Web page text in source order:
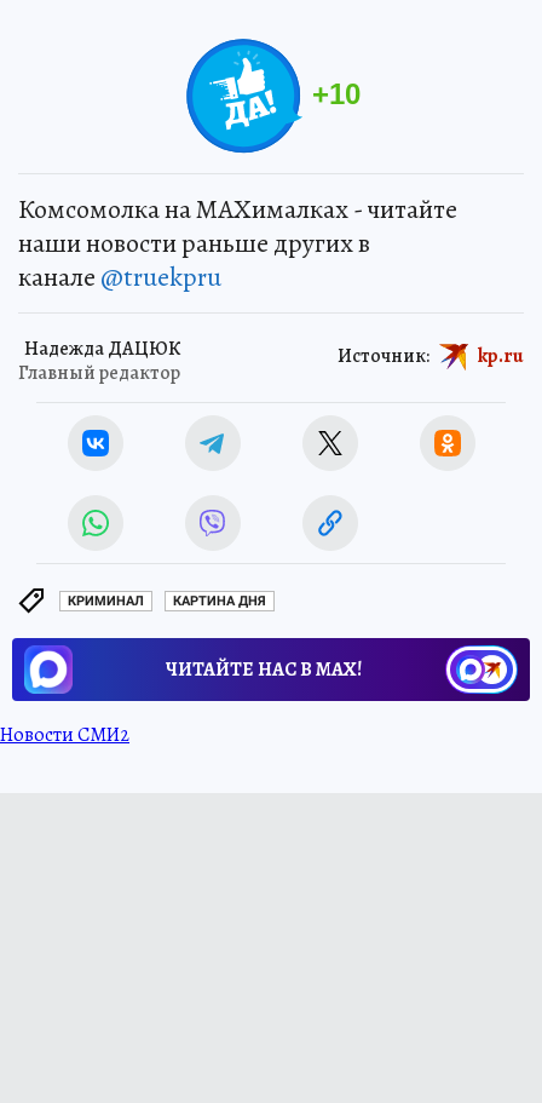
+10
Комсомолка на MAXималках - читайте
наши новости раньше других в
канале @truekpru
Надежда ДАЦЮК
Главный редактор
Источник: kp.ru
КРИМИНАЛ КАРТИНА ДНЯ
ЧИТАЙТЕ НАС В МАХ!
Новости СМИ2